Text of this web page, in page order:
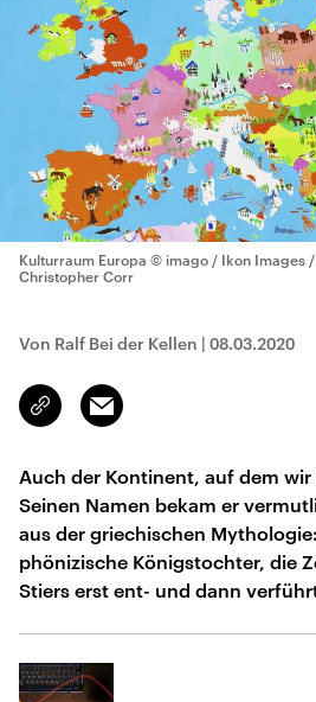
Kulturraum Europa © imago / Ikon Images /
Christopher Corr
Von Ralf Bei der Kellen | 08.03.2020
Link
kopieren/teilen
Email
Auch der Kontinent, auf dem
Seinen Namen bekam er
aus der griechischen
phönizische Königstochter, die
Stiers erst ent- und dann